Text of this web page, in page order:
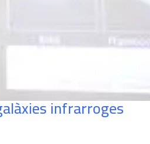
infrarroges